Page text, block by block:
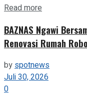
Read more
BAZNAS Ngawi
Renovasi Rumah
byspotnews
Juli 30, 2026
0